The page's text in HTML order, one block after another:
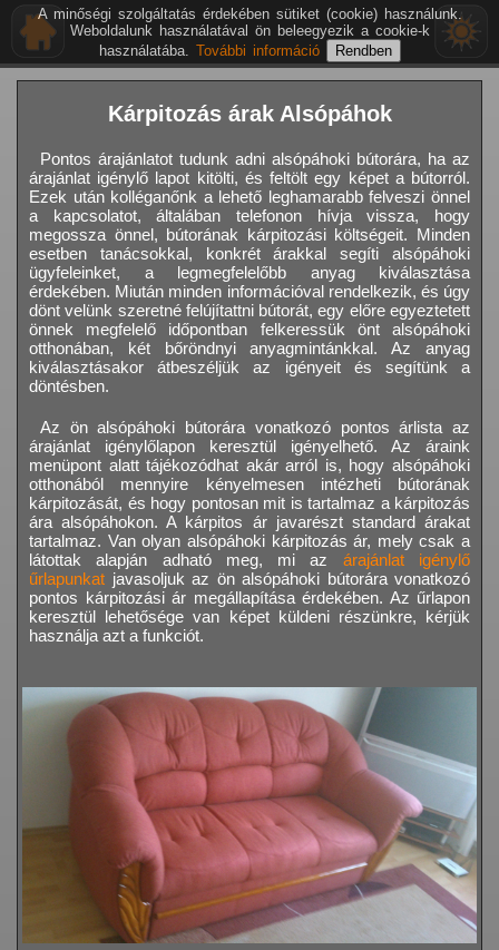
Kárpitozás árak Alsópáhok
Pontos árajánlatot tudunk adni alsópáhoki bútorára, ha az
árajánlat igénylő lapot kitölti, és feltölt egy képet a bútorról.
Ezek után kolléganőnk a lehető leghamarabb felveszi önnel
a kapcsolatot, általában telefonon hívja vissza, hogy
megossza önnel, bútorának kárpitozási költségeit. Minden
esetben tanácsokkal, konkrét árakkal segíti alsópáhoki
ügyfeleinket, a legmegfelelőbb anyag kiválasztása
érdekében. Miután minden információval rendelkezik, és úgy
dönt velünk szeretné felújítattni bútorát, egy előre egyeztetett
önnek megfelelő időpontban felkeressük önt alsópáhoki
otthonában, két bőröndnyi anyagmintánkkal. Az anyag
kiválasztásakor átbeszéljük az igényeit és segítünk a
döntésben.
Az ön alsópáhoki bútorára vonatkozó pontos árlista az
árajánlat igénylőlapon keresztül igényelhető. Az áraink
menüpont alatt tájékozódhat akár arról is, hogy alsópáhoki
otthonából mennyire kényelmesen intézheti bútorának
kárpitozását, és hogy pontosan mit is tartalmaz a kárpitozás
ára alsópáhokon. A kárpitos ár javarészt standard árakat
tartalmaz. Van olyan alsópáhoki kárpitozás ár, mely csak a
látottak alapján adható meg, mi az árajánlat igénylő
űrlapunkat javasoljuk az ön alsópáhoki bútorára vonatkozó
pontos kárpitozási ár megállapítása érdekében. Az űrlapon
keresztül lehetősége van képet küldeni részünkre, kérjük
használja azt a funkciót.
A minőségi szolgáltatás érdekében sütiket (cookie) használunk.
Weboldalunk használatával ön beleegyezik a cookie-k
használatába. További információ